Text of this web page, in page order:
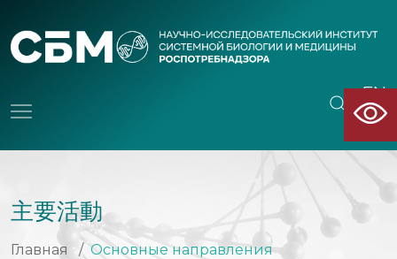
EN
CN
主要活動
Главная / Основные направления